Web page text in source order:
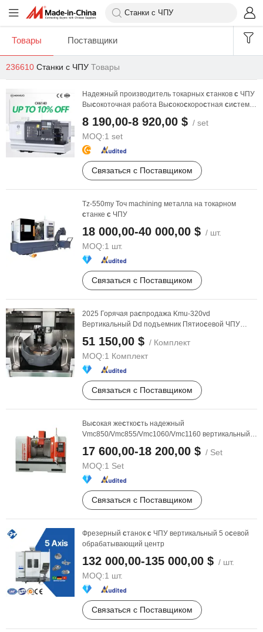
Товары Поставщики
236610 Станки с ЧПУ Товары
Надежный производитель токарных станков с ЧПУ
Высокоточная работа Высокоскоростная система
8 190,00-8 920,00 $ / set
MOQ:1 set
Связаться с Поставщиком
Tz-550my Точ machining металла на токарном
станке с ЧПУ
18 000,00-40 000,00 $ / шт.
MOQ:1 шт.
Связаться с Поставщиком
2025 Горячая распродажа Kmu-320vd
Вертикальный Dd подъемник Пятиосевой ЧПУ
51 150,00 $ / Комплект
MOQ:1 Комплект
Связаться с Поставщиком
Высокая жесткость надежный
Vmc850/Vmc855/Vmc1060/Vmc1160 вертикальный
17 600,00-18 200,00 $ / Set
MOQ:1 Set
Связаться с Поставщиком
Фрезерный станок с ЧПУ вертикальный 5 осевой
обрабатывающий центр
132 000,00-135 000,00 $ / шт.
MOQ:1 шт.
Связаться с Поставщиком